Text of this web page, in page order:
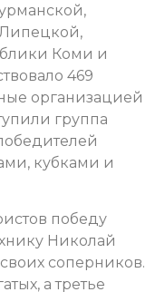
Коми и
469
организацией
группа
кубками и
победу
Николай
соперников.
а третье